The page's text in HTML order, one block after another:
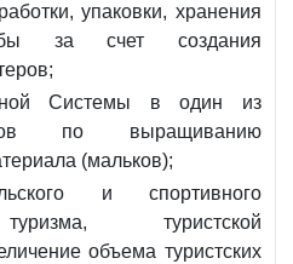
упаковки, хранения
за счет создания
Системы в один из
по выращиванию
(мальков);
и спортивного
туристской
объема туристских